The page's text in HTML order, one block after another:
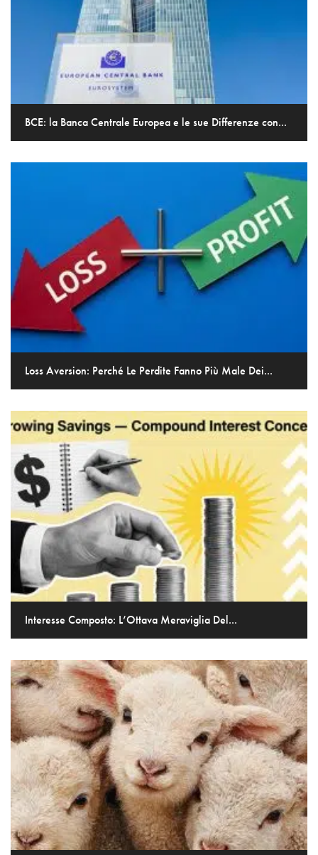
BCE: la Banca Centrale Europea e le sue Differenze con...
Loss Aversion: Perché Le Perdite Fanno Più Male Dei...
Interesse Composto: L’Ottava Meraviglia Del...